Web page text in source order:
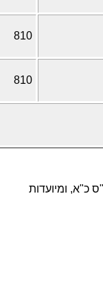
810
810
סמסטריאליות, בהיקף 2 ש"ס כ"א, ומיועדות